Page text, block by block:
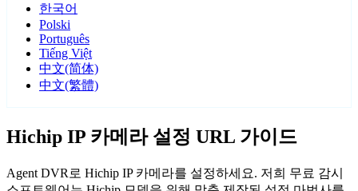
한국어
Polski
Português
Tiếng Việt
中文(简体)
中文(繁體)
Hichip IP 카메라 설정 URL 가이드
Agent DVR로 Hichip IP 카메라를 설정하세요. 저희 무료 감시